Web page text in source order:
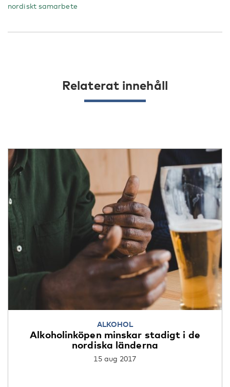
nordiskt samarbete
Relaterat innehåll
ALKOHOL
Alkoholinköpen minskar stadigt i de
nordiska länderna
15 aug 2017